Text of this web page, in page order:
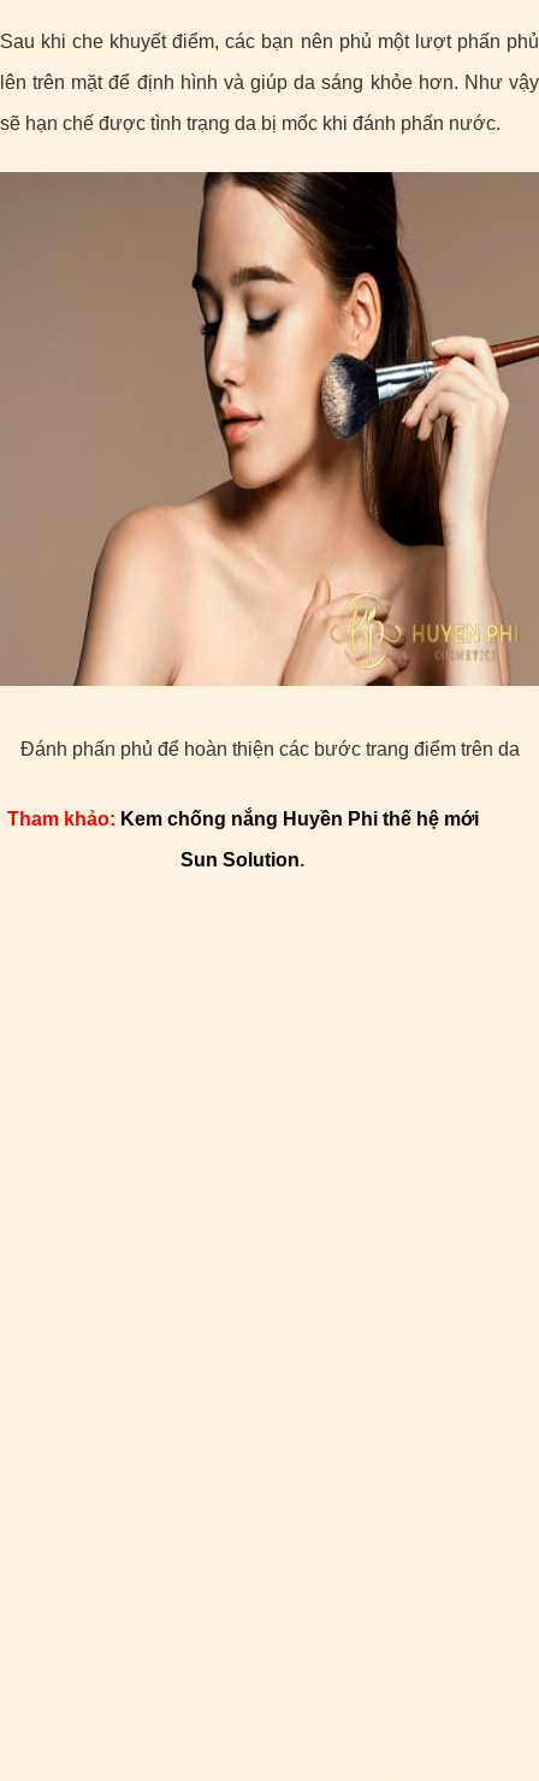
Sau khi che khuyết điểm, các bạn nên phủ một lượt phấn phủ
lên trên mặt để định hình và giúp da sáng khỏe hơn. Như vậy
sẽ hạn chế được tình trạng da bị mốc khi đánh phấn nước.
Đánh phấn phủ để hoàn thiện các bước trang điểm trên da
Tham khảo: Kem chống nắng Huyền Phi thế hệ mới
Sun Solution.